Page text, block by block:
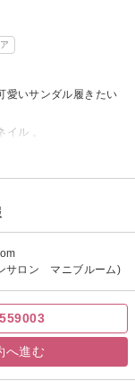
ょう。
愛いサンダル履きたい
ル 。
分がウキウキです。
。
す。
ける事を
サロン マニブルーム)
へ進む